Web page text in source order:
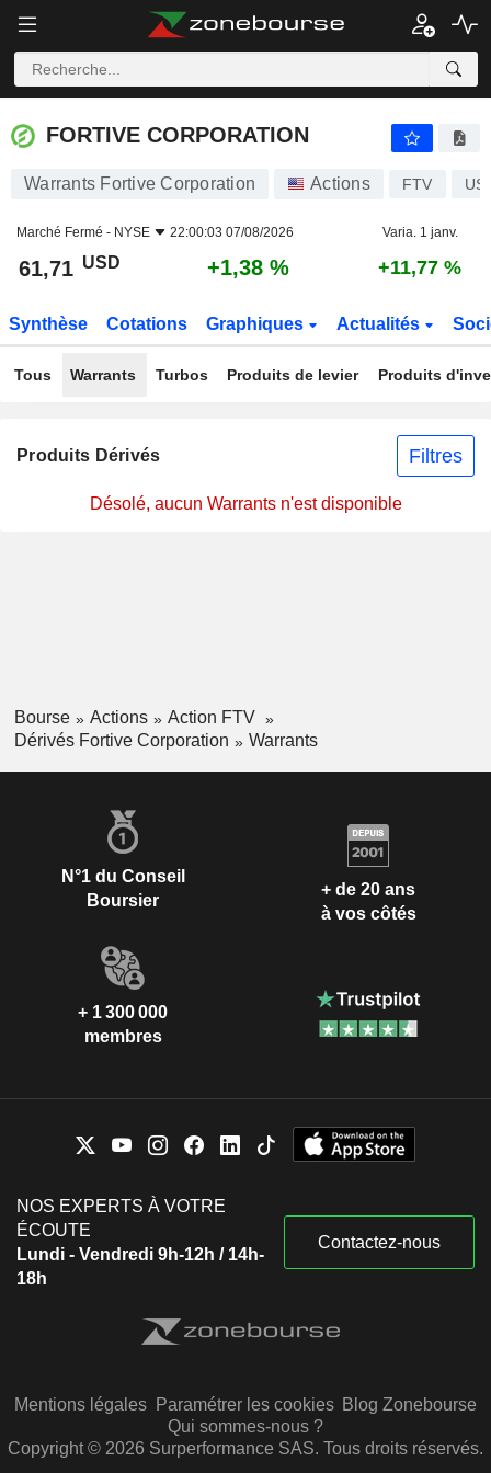
FORTIVE CORPORATION
FORTIVE CORPORATION
Warrants Fortive Corporation Actions FTV
Marché Fermé - NYSE 22:00:03 07/08/2026 Varia. 1 janv.
61,71 USD +1,38 % +11,77 %
Synthèse Cotations Graphiques Actualités
Tous Warrants Turbos Produits de levier Produits
Produits Dérivés Filtres
Désolé, aucun Warrants n'est disponible
Bourse Actions
Action FTV
Dérivés Fortive Corporation
Warrants
N°1 du Conseil
Boursier
+ de 20 ans
à vos côtés
+ 1 300 000
membres
NOS EXPERTS À VOTRE
ÉCOUTE
Lundi - Vendredi 9h-12h / 14h-
18h
Contactez-nous
Mentions légales Paramétrer les cookies Blog Zonebourse
Qui sommes-nous ?
Copyright © 2026 Surperformance SAS. Tous droits réservés.